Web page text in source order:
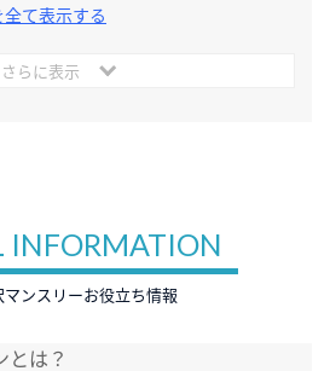
て表示する
さらに表示
INFORMATION
ンスリーお役立ち情報
とは？